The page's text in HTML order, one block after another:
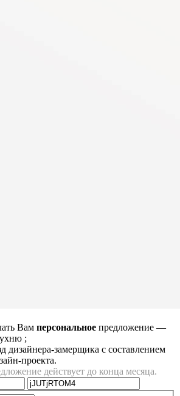
Вам персональное предложение —
;
дизайнера-замерщика с составлением
проекта.
действует до конца месяца.